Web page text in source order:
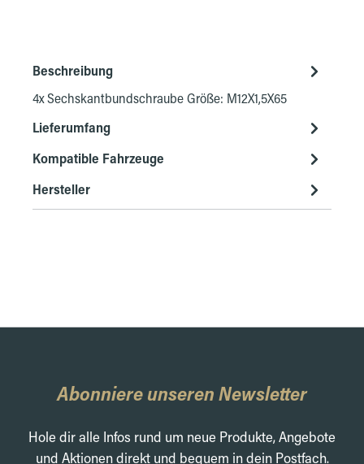
Beschreibung
4x Sechskantbundschraube Größe: M12X1,5X65
Lieferumfang
Kompatible Fahrzeuge
Hersteller
Abonniere unseren Newsletter
Hole dir alle Infos rund um neue Produkte, Angebote
und Aktionen direkt und bequem in dein Postfach.